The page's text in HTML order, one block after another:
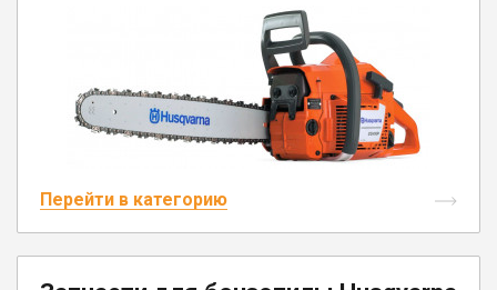
Перейти в категорию